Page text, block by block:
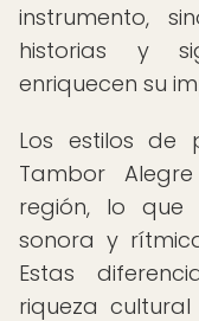
instrumento,
historias y
enriquecen su
Los estilos de
Tambor
región, lo que
sonora y
Estas
riqueza